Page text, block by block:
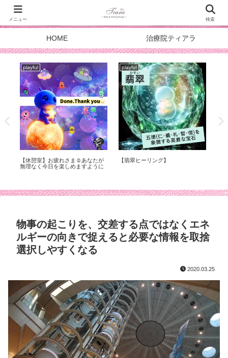
HOME 治療院ティアラ
playful
【休憩室】お疲れさま☺︎あなたが
無理なく今日を楽しめますように
playful
【翡翠ヒーリング】
物事の起こりを、交差する点ではなくエネ
ルギーの向きで捉えると必要な情報を取捨
選択しやすくなる
2020.03.25
メニュー 検索